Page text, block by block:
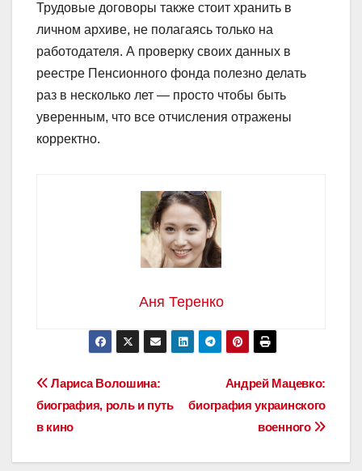
Трудовые договоры также стоит хранить в
личном архиве, не полагаясь только на
работодателя. А проверку своих данных в
реестре Пенсионного фонда полезно делать
раз в несколько лет — просто чтобы быть
уверенным, что все отчисления отражены
корректно.
Аня Теренко
Навигация
по
записям
Андрей Мацевко:
биография украинского
военного
Лариса Волошина:
биография, роль и путь
в кино